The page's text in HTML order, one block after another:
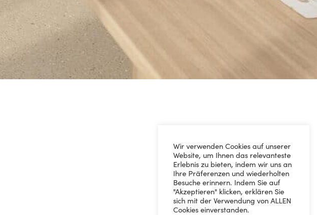
Wir verwenden Cookies auf unserer
Website, um Ihnen das relevanteste
Erlebnis zu bieten, indem wir uns an
Ihre Präferenzen und wiederholten
Besuche erinnern. Indem Sie auf
"Akzeptieren" klicken, erklären Sie
sich mit der Verwendung von ALLEN
Cookies einverstanden.